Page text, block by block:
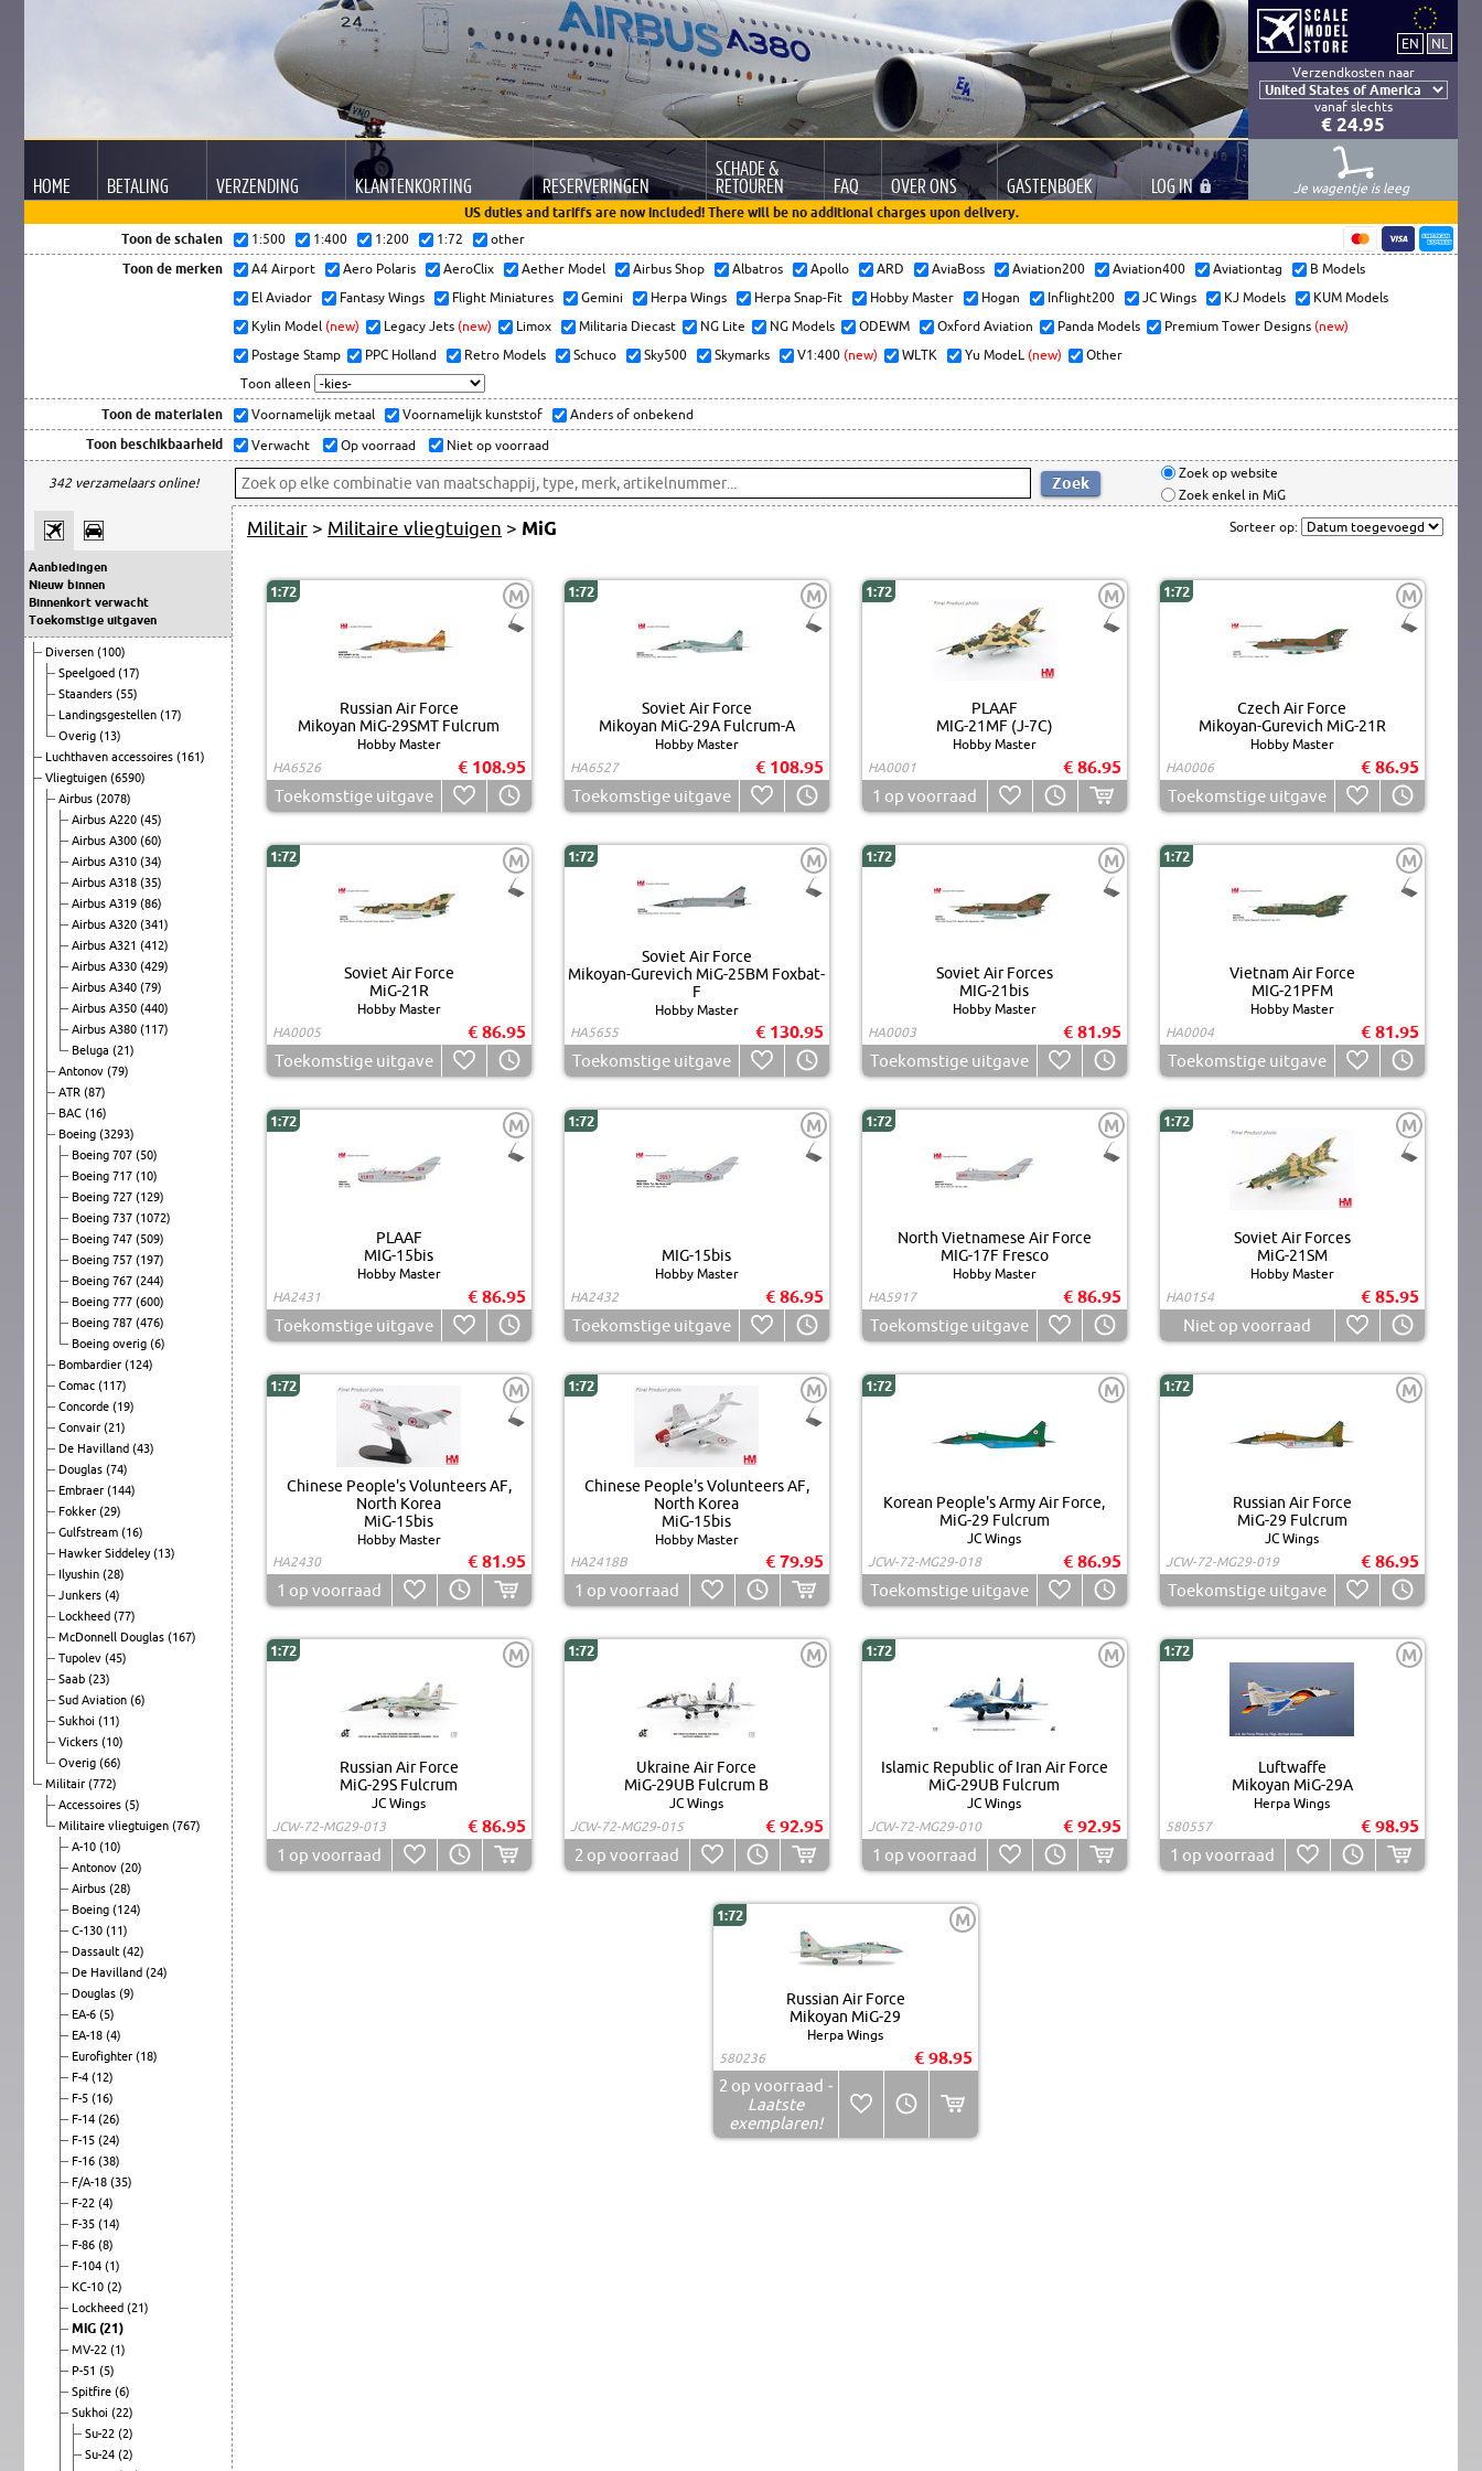
Verzendkosten naar
vanaf slechts
€ 24.95
HOME BETALING VERZENDING KLANTENKORTING RESERVERINGEN
SCHADE &
RETOUREN FAQ OVER ONS GASTENBOEK LOGIN
Je wagentje is leeg
US duties and tariffs are now included! There will be no additional charges upon delivery.
Toon de schalen
1:500 1:400 1:200 1:72 other
Toon de merken A4 Airport Aero Polaris AeroClix Aether Model Airbus Shop Albatros Apollo ARD AviaBoss Aviation200 Aviation400 Aviationtag
B Models
El Aviador
Fantasy Wings Flight Miniatures Gemini Herpa Wings Herpa Snap-Fit Hobby Master Hogan Inflight200 JC Wings KJ Models
KUM Models
Kylin Model (new) Legacy Jets (new) Limox Militaria Diecast NG Lite NG Models ODEWM Oxford Aviation Panda Models Premium Tower Designs (new)
Postage Stamp
PPC Holland Retro Models Schuco Sky500 Skymarks V1:400 (new) WLTK Yu ModeL (new)
Other
Toon alleen
Toon de materialen Voornamelijk metaal Voornamelijk kunststof Anders of onbekend
Toon beschikbaarheid Verwacht Op voorraad Niet op voorraad
342 verzamelaars online!
Zoek op website
Zoek enkel in MiG
Aanbiedingen
Nieuw binnen
Binnenkort verwacht
Toekomstige uitgaven
Diversen (100)
Speelgoed (17)
Staanders (55)
Landingsgestellen (17)
Overig (13)
Luchthaven accessoires (161)
Vliegtuigen (6590)
Airbus (2078)
Airbus A220 (45)
Airbus A300 (60)
Airbus A310 (34)
Airbus A318 (35)
Airbus A319 (86)
Airbus A320 (341)
Airbus A321 (412)
Airbus A330 (429)
Airbus A340 (79)
Airbus A350 (440)
Airbus A380 (117)
Beluga (21)
Antonov (79)
ATR (87)
BAC (16)
Boeing (3293)
Boeing 707 (50)
Boeing 717 (10)
Boeing 727 (129)
Boeing 737 (1072)
Boeing 747 (509)
Boeing 757 (197)
Boeing 767 (244)
Boeing 777 (600)
Boeing 787 (476)
Boeing overig (6)
Bombardier (124)
Comac (117)
Concorde (19)
Convair (21)
De Havilland (43)
Douglas (74)
Embraer (144)
Fokker (29)
Gulfstream (16)
Hawker Siddeley(13)
Ilyushin (28)
Junkers (4)
Lockheed (77)
McDonnell Douglas (167)
Tupolev (45)
Saab (23)
Sud Aviation (6)
Sukhoi (11)
Vickers (10)
Overig (66)
Militair (772)
Accessoires (5)
Militaire vliegtuigen (767)
A-10 (10)
Antonov (20)
Airbus (28)
Boeing (124)
C-130 (11)
Dassault (42)
De Havilland (24)
Douglas (9)
EA-6 (5)
EA-18 (4)
Eurofighter (18)
F-4 (12)
F-5 (16)
F-14 (26)
F-15 (24)
F-16 (38)
F/A-18 (35)
F-22 (4)
F-35 (14)
F-86 (8)
F-104 (1)
KC-10 (2)
Lockheed (21)
MiG (21)
MV-22 (1)
P-51 (5)
Spitfire (6)
Sukhoi (22)
Su-22 (2)
Su-24 (2)
Militair > Militaire vliegtuigen > MiG Sorteer op:
1:72 M
Russian Air Force
Mikoyan MiG-29SMT Fulcrum
Hobby Master
HA6526
€ 108.95
Toekomstige uitgave
1:72 M
Soviet Air Force
Mikoyan MiG-29A Fulcrum-A
Hobby Master
HA6527
€ 108.95
Toekomstige uitgave
1:72 M
PLAAF
MIG-21MF (J-7C)
Hobby Master
HA0001
€ 86.95
1 op voorraad
1:72 M
Czech Air Force
Mikoyan-Gurevich MiG-21R
Hobby Master
HA0006
€ 86.95
Toekomstige uitgave
1:72 M
Soviet Air Force
MiG-21R
Hobby Master
HA0005
€ 86.95
Toekomstige uitgave
1:72 M
Soviet Air Force
Mikoyan-Gurevich MiG-25BM Foxbat-
F
Hobby Master
HA5655
€ 130.95
Toekomstige uitgave
1:72 M
Soviet Air Forces
MIG-21bis
Hobby Master
HA0003
€ 81.95
Toekomstige uitgave
1:72 M
Vietnam Air Force
MIG-21PFM
Hobby Master
HA0004
€ 81.95
Toekomstige uitgave
1:72 M
PLAAF
MIG-15bis
Hobby Master
HA2431
€ 86.95
Toekomstige uitgave
1:72 M
MIG-15bis
Hobby Master
HA2432
€ 86.95
Toekomstige uitgave
1:72 M
North Vietnamese Air Force
MIG-17F Fresco
Hobby Master
HA5917
€ 86.95
Toekomstige uitgave
1:72 M
Soviet Air Forces
MiG-21SM
Hobby Master
HA0154
€ 85.95
Niet op voorraad
1:72 M
Chinese People's Volunteers AF,
North Korea
MiG-15bis
Hobby Master
HA2430
€ 81.95
1 op voorraad
1:72 M
Chinese People's Volunteers AF,
North Korea
MiG-15bis
Hobby Master
HA2418B
€ 79.95
1 op voorraad
1:72 M
Korean People's Army Air Force,
MiG-29 Fulcrum
JC Wings
JCW-72-MG29-018
€ 86.95
Toekomstige uitgave
1:72 M
Russian Air Force
MiG-29 Fulcrum
JC Wings
JCW-72-MG29-019
€ 86.95
Toekomstige uitgave
1:72 M
Russian Air Force
MiG-29S Fulcrum
JC Wings
JCW-72-MG29-013
€ 86.95
1 op voorraad
1:72 M
Ukraine Air Force
MiG-29UB Fulcrum B
JC Wings
JCW-72-MG29-015
€ 92.95
2 op voorraad
1:72 M
Islamic Republic of Iran Air Force
MiG-29UB Fulcrum
JC Wings
JCW-72-MG29-010
€ 92.95
1 op voorraad
1:72 M
Luftwaffe
Mikoyan MiG-29A
Herpa Wings
580557
€ 98.95
1 op voorraad
1:72 M
Russian Air Force
Mikoyan MiG-29
Herpa Wings
580236
€ 98.95
2 op voorraad -
Laatste
exemplaren!